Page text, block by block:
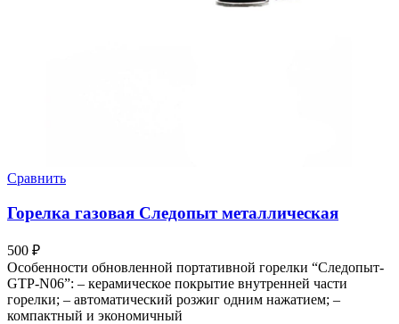
Сравнить
Горелка газовая Следопыт металлическая
500 ₽
Особенности обновленной портативной горелки “Следопыт-
GTP-N06”: – керамическое покрытие внутренней части
горелки; – автоматический розжиг одним нажатием; –
компактный и экономичный